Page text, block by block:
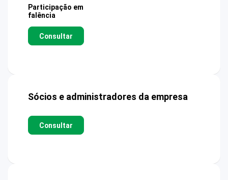
Participação em
falência
Consultar
Sócios e administradores da empresa
Consultar